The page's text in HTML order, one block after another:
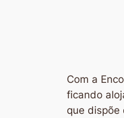
Com a
ficando
que dispõe